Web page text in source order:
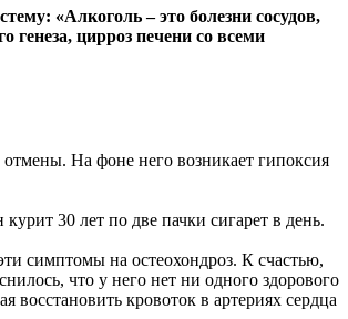
«Алкоголь – это болезни сосудов,
генеза, цирроз печени со всеми
отмены. На фоне него возникает гипоксия
30 лет по две пачки сигарет в день.
симптомы на остеохондроз. К счастью,
что у него нет ни одного здорового
кровоток в артериях сердца